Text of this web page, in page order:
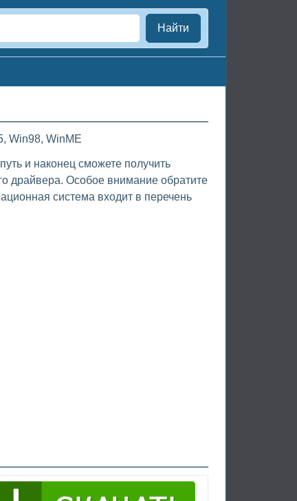
Найти
Win98, WinME
и наконец сможете получить
драйвера. Особое внимание обратите
система входит в перечень